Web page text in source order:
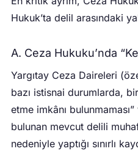
Hukuk’ta delil arasındaki
A. Ceza Hukuku’nda
Yargıtay Ceza Daireleri
bazı istisnai durumlarda,
etme imkânı bulunmaması”
bulunan mevcut delili
nedeniyle yaptığı sınırlı